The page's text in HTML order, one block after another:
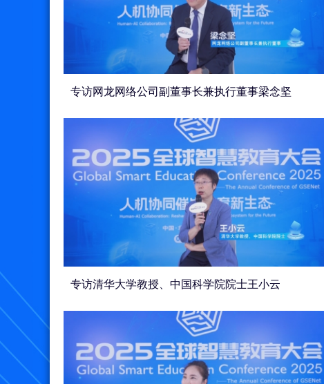
专访网龙网络公司副董事长兼执行董事梁念坚
专访清华大学教授、中国科学院院士王小云